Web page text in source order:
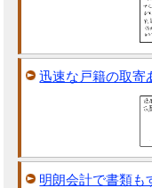
迅速な戸籍の取寄
明朗会計で書類も